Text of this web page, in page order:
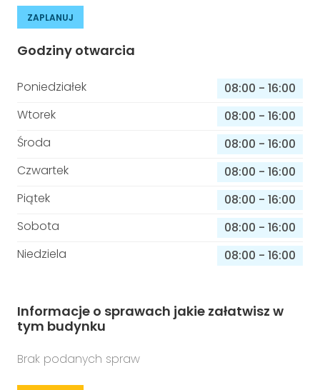
ZAPLANUJ
Godziny otwarcia
Poniedziałek 08:00 - 16:00
Wtorek
08:00 - 16:00
Środa
08:00 - 16:00
Czwartek
08:00 - 16:00
Piątek
08:00 - 16:00
Sobota
08:00 - 16:00
Niedziela
08:00 - 16:00
Informacje o sprawach jakie załatwisz w
tym budynku
Brak podanych spraw